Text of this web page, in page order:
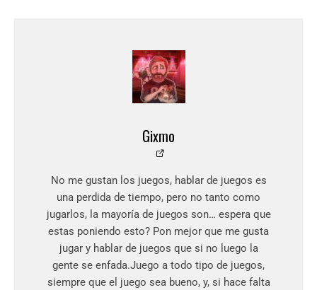
Gixmo
No me gustan los juegos, hablar de juegos es
una perdida de tiempo, pero no tanto como
jugarlos, la mayoría de juegos son… espera que
estas poniendo esto? Pon mejor que me gusta
jugar y hablar de juegos que si no luego la
gente se enfada.Juego a todo tipo de juegos,
siempre que el juego sea bueno, y, si hace falta